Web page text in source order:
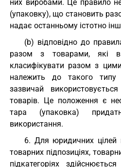
них виробами. Це правило
(упаковку), що становить
надає останньому істотно
(b) відповідно до
разом з товарами, які в
класифікувати разом з
належить до такого типу
зазвичай
товарів. Це положення є
тара (упаковка)
використання.
6. Для юридичних цілей
товарних підпозиціях,
підкатегоріях